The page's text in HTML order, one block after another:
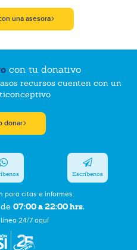
una asesora
con tu donativo
recursos cuenten con un
donar
para citas e informes:
07:00 a 22:00 hrs.
24/7 aquí
Escríbenos